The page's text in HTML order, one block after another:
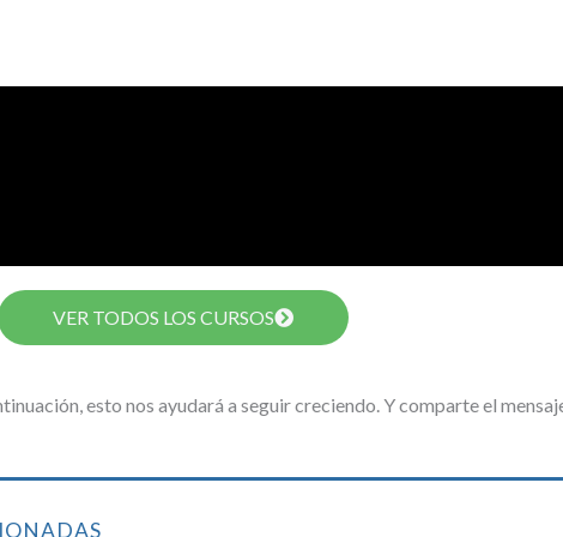
VER TODOS LOS CURSOS
esto nos ayudará a seguir creciendo. Y comparte el